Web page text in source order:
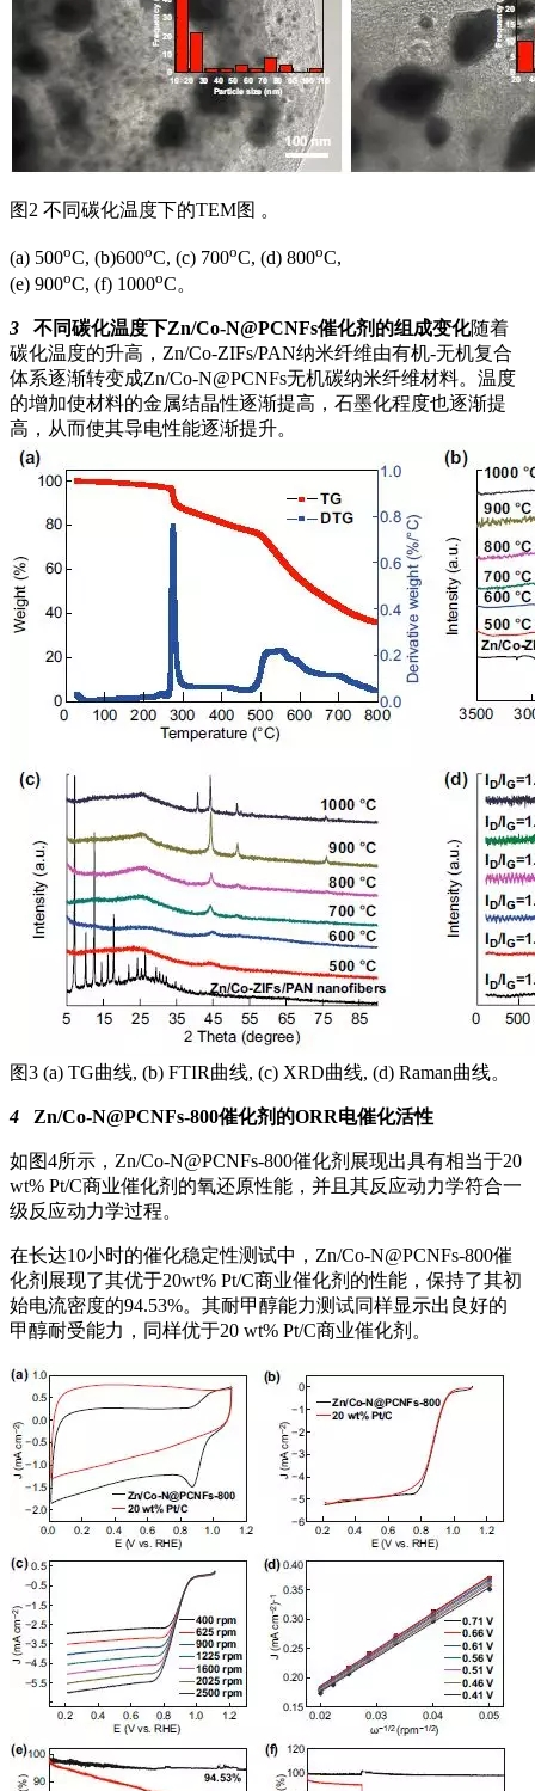
图2 不同碳化温度下的TEM图 。
(a) 500oC, (b)600oC, (c) 700oC, (d) 800oC,
(e) 900oC, (f) 1000oC。
3 不同碳化温度下Zn/Co-N@PCNFs催化剂的组成变化随着
碳化温度的升高，Zn/Co-ZIFs/PAN纳米纤维由有机-无机复合
体系逐渐转变成Zn/Co-N@PCNFs无机碳纳米纤维材料。温度
的增加使材料的金属结晶性逐渐提高，石墨化程度也逐渐提
高，从而使其导电性能逐渐提升。
图3 (a) TG曲线, (b) FTIR曲线, (c) XRD曲线, (d) Raman曲线。
4 Zn/Co-N@PCNFs-800催化剂的ORR电催化活性
如图4所示，Zn/Co-N@PCNFs-800催化剂展现出具有相当于20
wt% Pt/C商业催化剂的氧还原性能，并且其反应动力学符合一
级反应动力学过程。
在长达10小时的催化稳定性测试中，Zn/Co-N@PCNFs-800催
化剂展现了其优于20wt% Pt/C商业催化剂的性能，保持了其初
始电流密度的94.53%。其耐甲醇能力测试同样显示出良好的
甲醇耐受能力，同样优于20 wt% Pt/C商业催化剂。